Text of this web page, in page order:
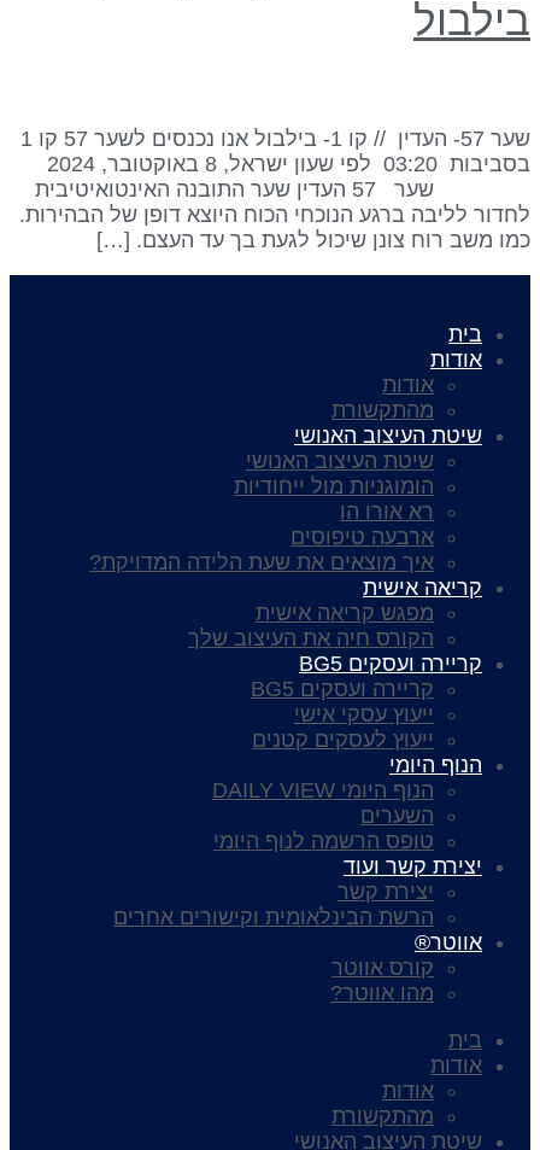
שער 57- העדין // קו 1- בילבול אנו נכנסים לשער 57 קו 1
בסביבות 03:20 לפי שעון ישראל, 8 באוקטובר, 2024
שער 57 העדין שער התובנה האינטואיטיבית
לליבה ברגע הנוכחי הכוח היוצא דופן של הבהירות.
משב רוח צונן שיכול לגעת בך עד העצם. […]
בית
אודות
אודות
מהתקשורת
שיטת העיצוב האנושי
שיטת העיצוב האנושי
הומוגניות מול ייחודיות
רא אורו הו
ארבעה טיפוסים
איך מוצאים את שעת הלידה המדויקת?
קריאה אישית
מפגש קריאה אישית
הקורס חיה את העיצוב שלך
קריירה ועסקים BG5
קריירה ועסקים BG5
ייעוץ עסקי אישי
ייעוץ לעסקים קטנים
הנוף היומי
הנוף היומי DAILY VIEW
השערים
טופס הרשמה לנוף היומי
יצירת קשר ועוד
יצירת קשר
הרשת הבינלאומית וקישורים אחרים
אווטר®
קורס אווטר
מהו אווטר?
בית
אודות
אודות
מהתקשורת
שיטת העיצוב האנושי